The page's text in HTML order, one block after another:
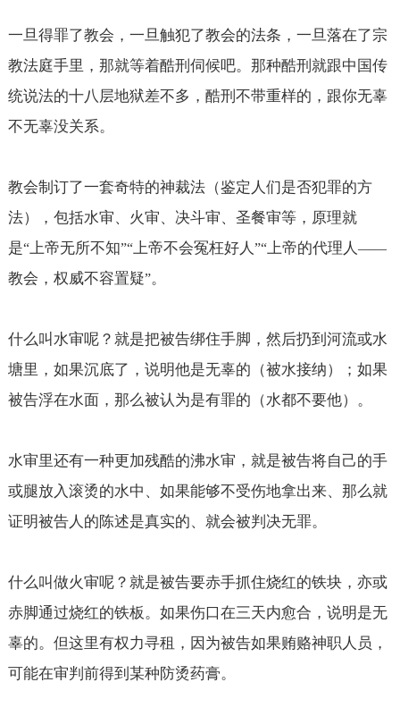
一旦得罪了教会，一旦触犯了教会的法条，一旦落在了宗
教法庭手里，那就等着酷刑伺候吧。那种酷刑就跟中国传
统说法的十八层地狱差不多，酷刑不带重样的，跟你无辜
不无辜没关系。
教会制订了一套奇特的神裁法（鉴定人们是否犯罪的方
法），包括水审、火审、决斗审、圣餐审等，原理就
是“上帝无所不知”“上帝不会冤枉好人 ”“上帝的代理人 ——
教会，权威不容置疑”。
什么叫水审呢？就是把被告绑住手脚，然后扔到河流或水
塘里，如果沉底了，说明他是无辜的（被水接纳）；如果
被告浮在水面，那么被认为是有罪的（水都不要他）。
水审里还有一种更加残酷的沸水审，就是被告将自己的手
或腿放入滚烫的水中、如果能够不受伤地拿出来、那么就
证明被告人的陈述是真实的、就会被判决无罪。
什么叫做火审呢？就是被告要赤手抓住烧红的铁块，亦或
赤脚通过烧红的铁板。如果伤口在三天内愈合，说明是无
辜的。但这里有权力寻租，因为被告如果贿赂神职人员，
可能在审判前得到某种防烫药膏。